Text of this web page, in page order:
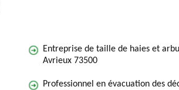
Entreprise de taille de haies et
Avrieux 73500
Professionnel en évacuation des